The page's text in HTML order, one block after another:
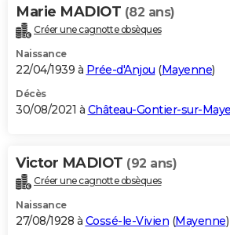
Marie MADIOT (82 ans)
Créer une cagnotte obsèques
Naissance
22/04/1939 à Prée-d'Anjou (Mayenne)
Décès
30/08/2021 à Château-Gontier-sur-
Victor MADIOT (92 ans)
Créer une cagnotte obsèques
Naissance
27/08/1928 à Cossé-le-Vivien (Mayenne)